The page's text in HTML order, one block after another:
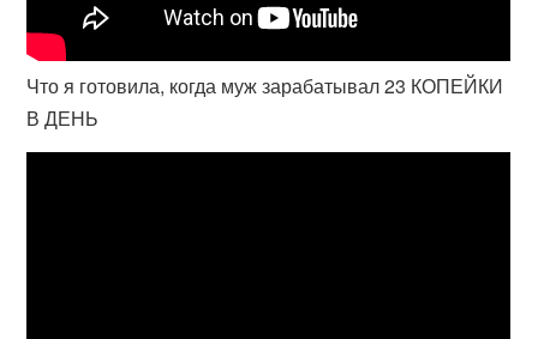
Что я готовила, когда муж зарабатывал 23 КОПЕЙКИ
В ДЕНЬ